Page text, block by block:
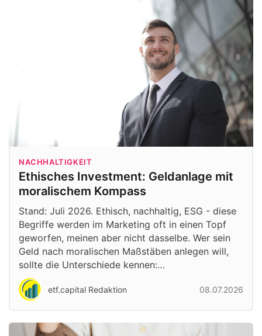
NACHHALTIGKEIT
Ethisches Investment: Geldanlage mit
moralischem Kompass
Stand: Juli 2026. Ethisch, nachhaltig, ESG - diese
Begriffe werden im Marketing oft in einen Topf
geworfen, meinen aber nicht dasselbe. Wer sein
Geld nach moralischen Maßstäben anlegen will,
sollte die Unterschiede kennen:…
etf.capital Redaktion 08.07.2026